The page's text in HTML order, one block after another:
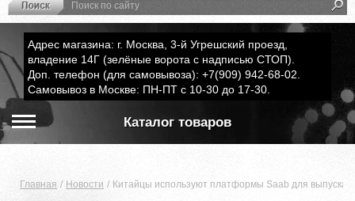
Адрес магазина: г. Москва, 3-й Угрешский проезд,
владение 14Г (зелёные ворота с надписью СТОП).
Доп. телефон (для самовывоза): +7(909) 942-68-02.
Самовывоз в Москве: ПН-ПТ с 10-30 до 17-30.
Каталог товаров
Главная Новости Китайцы используют платформы Saab для выпуска